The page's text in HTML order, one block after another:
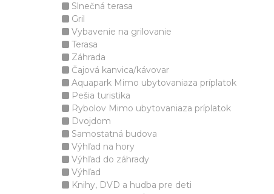
Slnečná terasa
Gril
Vybavenie na grilovanie
Terasa
Záhrada
Čajová kanvica/kávovar
Aquapark Mimo ubytovaniaza príplatok
Pešia turistika
Rybolov Mimo ubytovaniaza príplatok
Dvojdom
Samostatná budova
Výhľad na hory
Výhľad do záhrady
Výhľad
Knihy, DVD a hudba pre deti